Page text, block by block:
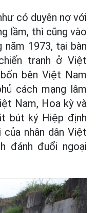
có duyên nợ với
lầm, thì cũng vào
năm 1973, tại bàn
tranh ở Việt
bên Việt Nam
cách mạng lâm
Nam, Hoa kỳ và
bút ký Hiệp định
của nhân dân Việt
đánh đuổi ngoại